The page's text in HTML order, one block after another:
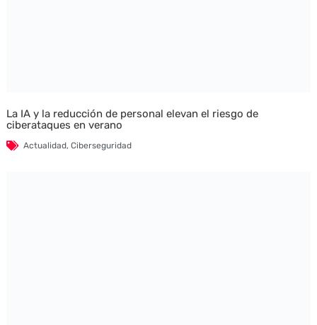
La IA y la reducción de personal elevan el riesgo de
ciberataques en verano
Actualidad, Ciberseguridad